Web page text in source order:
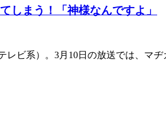
しまう！「神様なんですよ」
ビ系）。3月10日の放送では、マ